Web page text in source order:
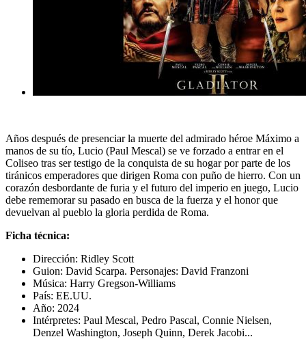
Años después de presenciar la muerte del admirado héroe Máximo a
manos de su tío, Lucio (Paul Mescal) se ve forzado a entrar en el
Coliseo tras ser testigo de la conquista de su hogar por parte de los
tiránicos emperadores que dirigen Roma con puño de hierro. Con un
corazón desbordante de furia y el futuro del imperio en juego, Lucio
debe rememorar su pasado en busca de la fuerza y el honor que
devuelvan al pueblo la gloria perdida de Roma.
Ficha técnica:
Dirección: Ridley Scott
Guion: David Scarpa. Personajes: David Franzoni
Música: Harry Gregson-Williams
País: EE.UU.
Año: 2024
Intérpretes: Paul Mescal, Pedro Pascal, Connie Nielsen,
Denzel Washington, Joseph Quinn, Derek Jacobi...